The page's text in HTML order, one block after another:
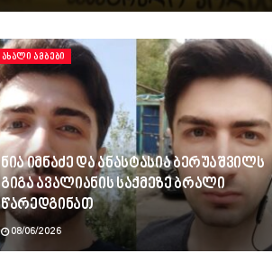
ᲐᲮᲐᲚᲘ ᲐᲛᲑᲔᲑᲘ
ნია იმნაძე და ანასტასია ბერუაშვილს
გიგა ავალიანის საქმეზე ბრალი
წარედგინათ
08/06/2026